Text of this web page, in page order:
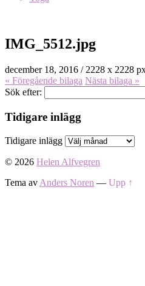
IMG_5512.jpg
december 18, 2016 / 2228 x 2228
« Föregående bilaga Nästa bilaga »
Sök efter:
Tidigare inlägg
Tidigare inlägg
© 2026 Helen Alfvegren
Tema av Anders Noren — Upp ↑